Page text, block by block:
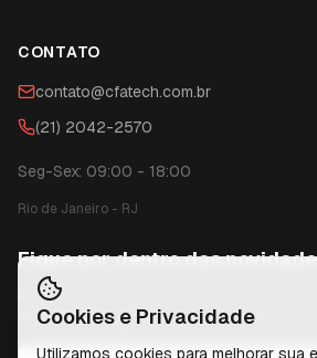
CONTATO
contato@cfatech.com.br
(21) 2042-2570
Seg-Sex: 09:00 - 18:00
Rio de Janeiro - RJ
Fique por dentro das
Receba conteúdos exclusivos, dicas
sobre tecnologia diretamente no seu e-
Cookies e Privacidade
Utilizamos cookies para melhorar sua